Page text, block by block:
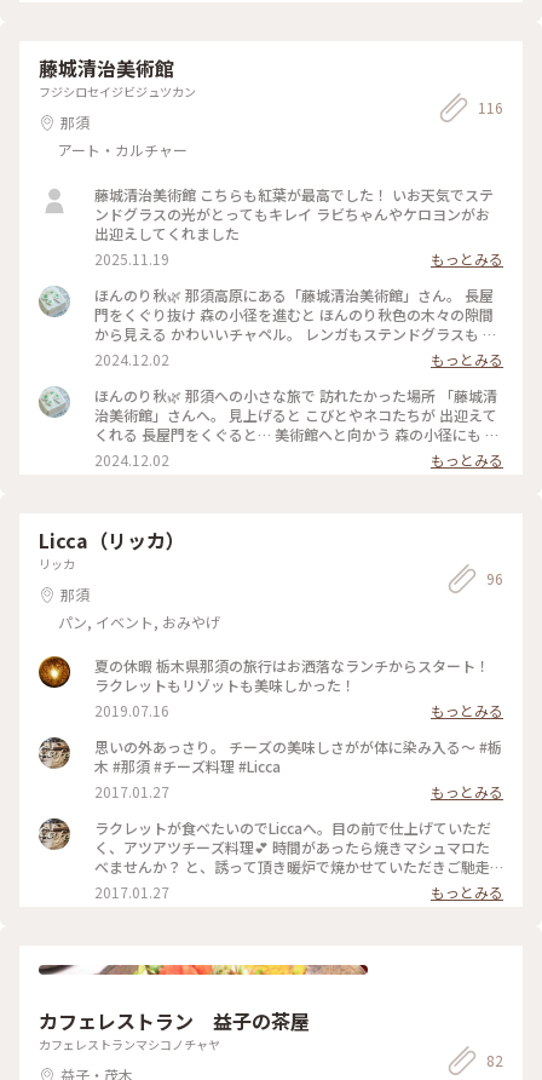
藤城清治美術館
フジシロセイジビジュツカン
那須
アート・カルチャー
116
藤城清治美術館 こちらも紅葉が最高でした！ いお天気でステ
ンドグラスの光がとってもキレイ ラビちゃんやケロヨンがお
出迎えしてくれました
2025.11.19
もっとみる
ほんのり秋🌿 那須高原にある「藤城清治美術館」さん。 長屋
門をくぐり抜け 森の小径を進むと ほんのり秋色の木々の隙間
から見える かわいいチャペル。 レンガもステンドグラスも 全
部手作りだという 愛を感じる光の空間。 差してきた朝の光で
現れた ステンドグラスの美しい影たち。 わぁぁ、、、その温
かさが 心いっぱいに。。 ・ 一歩足を踏み入れた時から ずっと
続く メルヘンの世界。 藤城ワールドに どっぷりひたる ひとと
きでした。 #ほんのり秋#那須高原#藤城清治美術館#チャペル#
光と影と#メルヘン#小さな旅#秋の彩り#ベストトリップ2024
2024.12.02
もっとみる
ほんのり秋🌿 那須への小さな旅で 訪れたかった場所 「藤城清
治美術館」さんへ。 見上げると こびとやネコたちが 出迎えて
くれる 長屋門をくぐると… 美術館へと向かう 森の小径にも 道
案内の こびとやネコ、ケロヨンたち。 色づき始めた ほんのり
秋の小径で 「やぁ、いらっしゃいー」「どうぞ こちらですょ
ェ。 藤城清治氏の 光と影の幻想世界は 感動しっぱなしの 圧倒
的な素晴らしさでした。 #ほんのり秋#那須高原#藤城清治美術
館#圧倒的な世界#心に迫る#小さな旅#秋の彩り#ベストトリッ
2024.12.02 もっとみる
Licca（リッカ）
リッカ
那須
パン, イベント, おみやげ
96
夏の休暇 栃木県那須の旅行はお洒落なランチからスタート！
ラクレットもリゾットも美味しかった！
2019.07.16
もっとみる
思いの外あっさり。 チーズの美味しさがが体に染み入る〜 #栃
木 #那須 #チーズ料理 #Licca
2017.01.27
もっとみる
ラクレットが食べたいのでLiccaへ。目の前で仕上げていただ
く、アツアツチーズ料理💕 時間があったら焼きマシュマロた
べませんか？ と、誘って頂き暖炉で焼かせていただきご馳走
になりました🙇🏼 #栃木 #那須 #チーズ料理 #ラクレット
#licca
2017.01.27 もっとみる
カフェレストラン 益子の茶屋
カフェレストランマシコノチャヤ
益子・茂木
82